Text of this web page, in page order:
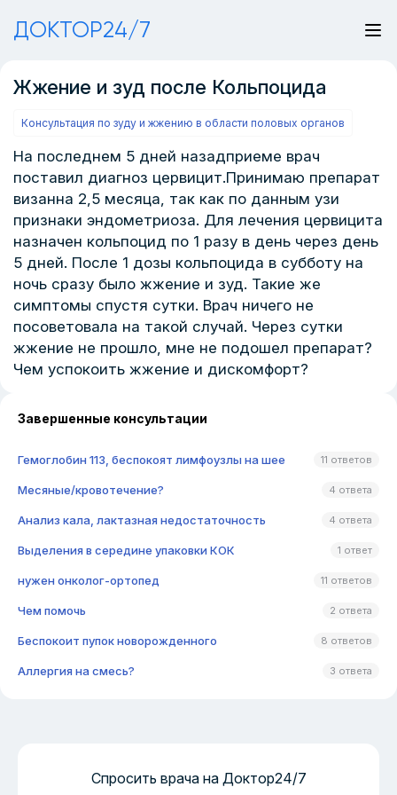
ДОКТОР24/7
Жжение и зуд после Кольпоцида
Консультация по зуду и жжению в области половых органов
На последнем 5 дней назадприеме врач
поставил диагноз цервицит.Принимаю препарат
визанна 2,5 месяца, так как по данным узи
признаки эндометриоза. Для лечения цервицита
назначен кольпоцид по 1 разу в день через день
5 дней. После 1 дозы кольпоцида в субботу на
ночь сразу было жжение и зуд. Такие же
симптомы спустя сутки. Врач ничего не
посоветовала на такой случай. Через сутки
жжение не прошло, мне не подошел препарат?
Чем успокоить жжение и дискомфорт?
Завершенные консультации
Гемоглобин 113, беспокоят лимфоузлы на шее 11 ответов
Месяные/кровотечение? 4 ответа
Анализ кала, лактазная недостаточность 4 ответа
Выделения в середине упаковки КОК 1 ответ
нужен онколог-ортопед 11 ответов
Чем помочь 2 ответа
Беспокоит пупок новорожденного 8 ответов
Аллергия на смесь? 3 ответа
Спросить врача на Доктор24/7